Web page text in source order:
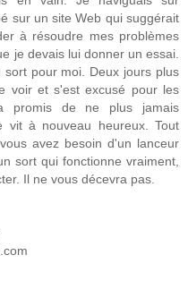
sur un site Web qui suggérait
à résoudre mes problèmes
je devais lui donner un essai.
pour moi. Deux jours plus
voir et s'est excusé pour les
promis de ne plus jamais
vit à nouveau heureux. Tout
avez besoin d'un lanceur
sort qui fonctionne vraiment,
Il ne vous décevra pas.